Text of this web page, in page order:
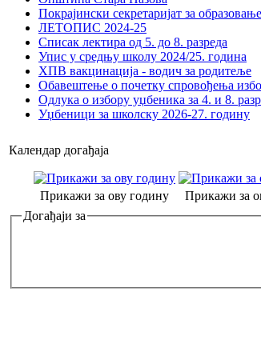
Покрајински секретаријат за образовање
ЛЕТОПИС 2024-25
Списак лектира од 5. до 8. разреда
Упис у средњу школу 2024/25. година
ХПВ вакцинација - водич за родитеље
Обавештење о почетку спровођења
Одлука о избору уџбеника за 4. и 8.
Уџбеници за школску 2026-27. годину
Календар догађаја
Прикажи за ову годину Прикажи за
Догађаји за